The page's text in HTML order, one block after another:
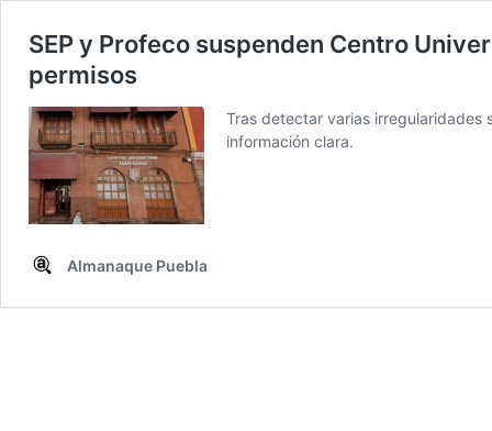
SEP y Profeco suspenden Centro
permisos
Tras detectar varias irregularidades
información clara.
Almanaque Puebla